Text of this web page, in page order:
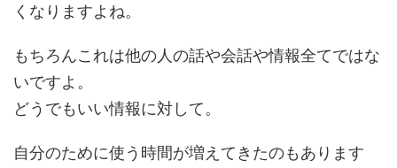
くなりますよね。
もちろんこれは他の人の話や会話や情報全てではな
いですよ。
どうでもいい情報に対して。
自分のために使う時間が増えてきたのもあります